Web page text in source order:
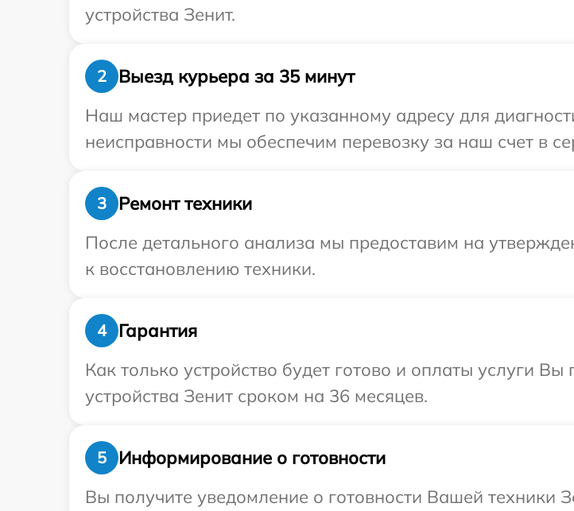
устройства Зенит.
2
Выезд курьера за 35 минут
Наш мастер приедет по указанному адресу для
неисправности мы обеспечим перевозку за наш счет в
3
Ремонт техники
После детального анализа мы предоставим на
к восстановлению техники.
4
Гарантия
Как только устройство будет готово и оплаты услуги
устройства Зенит сроком на 36 месяцев.
5
Информирование о готовности
Вы получите уведомление о готовности Вашей техники